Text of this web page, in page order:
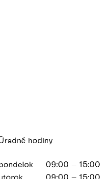
hodiny
09:00 – 15:00
09:00 – 15:00